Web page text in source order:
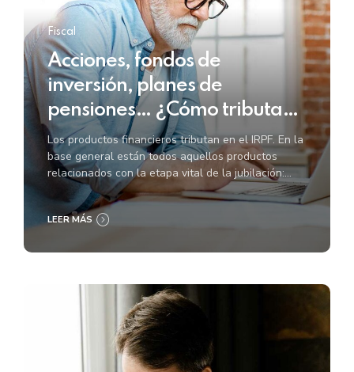
Fiscal
Acciones, fondos de
inversión, planes de
pensiones… ¿Cómo tributan
en la renta?
Los productos financieros tributan en el IRPF. En la
base general están todos aquellos productos
relacionados con la etapa vital de la jubilación:
planes de pensiones, seguros de dependencia,
planes de previsión...
LEER MÁS